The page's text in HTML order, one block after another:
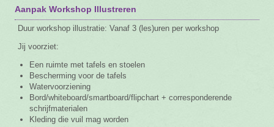
Aanpak Workshop Illustreren
Duur workshop illustratie: Vanaf 3 (les)uren per workshop
Jij voorziet:
Een ruimte met tafels en stoelen
Bescherming voor de tafels
Watervoorziening
Bord/whiteboard/smartboard/flipchart + corresponderende
schrijfmaterialen
Kleding die vuil mag worden